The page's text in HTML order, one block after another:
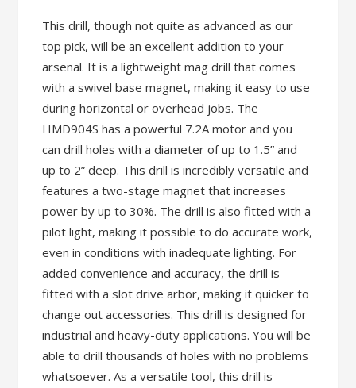
This drill, though not quite as advanced as our
top pick, will be an excellent addition to your
arsenal. It is a lightweight mag drill that comes
with a swivel base magnet, making it easy to use
during horizontal or overhead jobs. The
HMD904S has a powerful 7.2A motor and you
can drill holes with a diameter of up to 1.5” and
up to 2” deep. This drill is incredibly versatile and
features a two-stage magnet that increases
power by up to 30%. The drill is also fitted with a
pilot light, making it possible to do accurate work,
even in conditions with inadequate lighting. For
added convenience and accuracy, the drill is
fitted with a slot drive arbor, making it quicker to
change out accessories. This drill is designed for
industrial and heavy-duty applications. You will be
able to drill thousands of holes with no problems
whatsoever. As a versatile tool, this drill is